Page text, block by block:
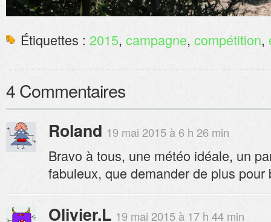
Étiquettes : 2015, campagne, compétition,
4 Commentaires
Roland 19 mai 2015 à 6 h 26 min
Bravo à tous, une météo idéale, un
fabuleux, que demander de plus pour
Olivier.L 19 mai 2015 à 17 h 44 min